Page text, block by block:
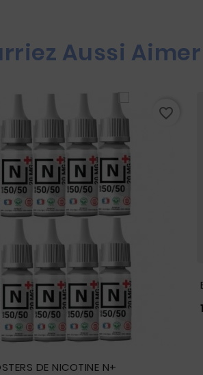
Aussi Aimer
DE NICOTINE N+
favorite_border